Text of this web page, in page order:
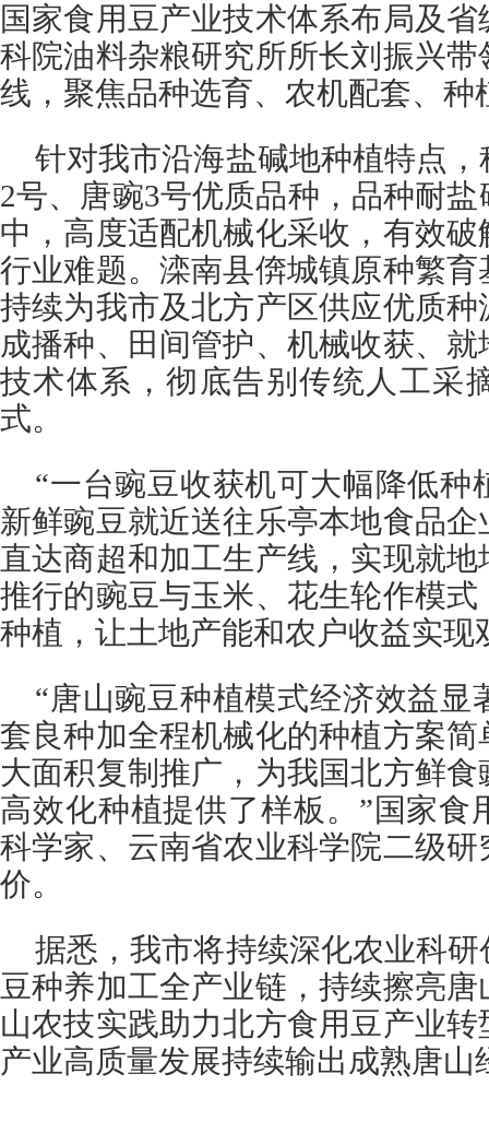
国家食用豆产业技术体系布局及
科院油料杂粮研究所所长刘振兴
线，聚焦品种选育、农机配套、种
针对我市沿海盐碱地种植特点
2号、唐豌3号优质品种，品种耐
中，高度适配机械化采收，有效
行业难题。滦南县倴城镇原种繁
持续为我市及北方产区供应优质
成播种、田间管护、机械收获、
技术体系，彻底告别传统人工采
式。
“一台豌豆收获机可大幅降低种
新鲜豌豆就近送往乐亭本地食品
直达商超和加工生产线，实现就
推行的豌豆与玉米、花生轮作模
种植，让土地产能和农户收益实现
“唐山豌豆种植模式经济效益显
套良种加全程机械化的种植方案
大面积复制推广，为我国北方鲜
高效化种植提供了样板。”国家食
科学家、云南省农业科学院二级
价。
据悉，我市将持续深化农业科
豆种养加工全产业链，持续擦亮
山农技实践助力北方食用豆产业
产业高质量发展持续输出成熟唐山